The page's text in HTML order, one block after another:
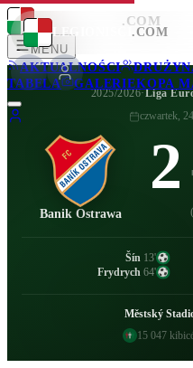
LEGIONISCI .COM
MENU
AKTUALNOŚCI
TABELA
GALERIEKOPA
LEGIONISCI .COM
2025/2026·Liga
czwartek,
Banik Ostrawa
2
(
Šín 13'
Frydrych 64'
Městský
15 047